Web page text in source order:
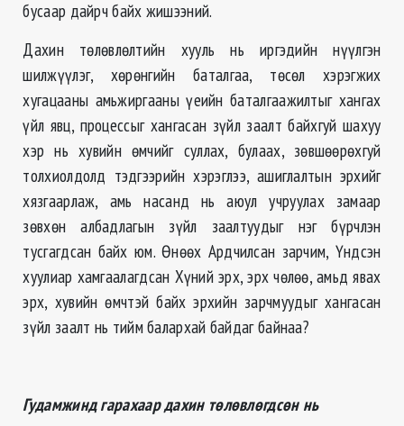
бусаар дайрч байх жишээний.
Дахин төлөвлөлтийн хууль нь иргэдийн нүүлгэн
шилжүүлэг, хөрөнгийн баталгаа, төсөл хэрэгжих
хугацааны амьжиргааны үеийн баталгаажилтыг хангах
үйл явц, процессыг хангасан зүйл заалт байхгуй шахуу
хэр нь хувийн өмчийг суллах, булаах, зөвшөөрөхгуй
толхиолдолд тэдгээрийн хэрэглээ, ашиглалтын эрхийг
хязгаарлаж, амь насанд нь аюул учруулах замаар
зөвхөн албадлагын зүйл заалтуудыг нэг бүрчлэн
тусгагдсан байх юм. Өнөөх Ардчилсан зарчим, Үндсэн
хуулиар хамгаалагдсан Хүний эрх, эрх чөлөө, амьд явах
эрх, хувийн өмчтэй байх эрхийн зарчмуудыг хангасан
зүйл заалт нь тийм балархай байдаг байнаа?
Гудамжинд гарахаар дахин төлөвлөгдсөн нь